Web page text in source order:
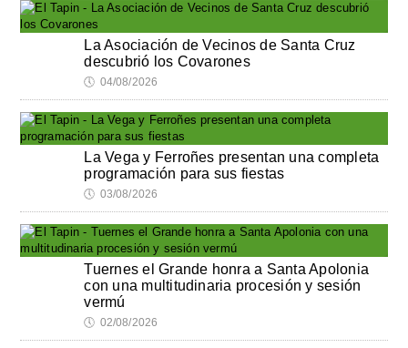
La Asociación de Vecinos de Santa Cruz
descubrió los Covarones
🕔 04/08/2026
La Vega y Ferroñes presentan una completa
programación para sus fiestas
🕔 03/08/2026
Tuernes el Grande honra a Santa Apolonia
con una multitudinaria procesión y sesión
vermú
🕔 02/08/2026